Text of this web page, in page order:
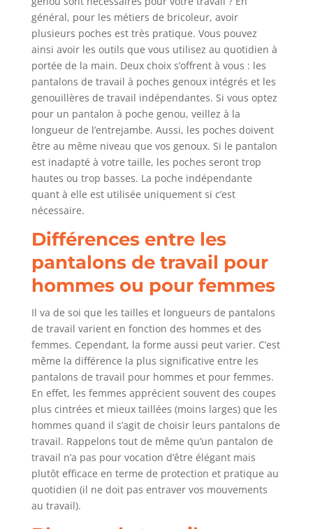
général, pour les métiers de bricoleur, avoir
plusieurs poches est très pratique. Vous pouvez
ainsi avoir les outils que vous utilisez au quotidien à
portée de la main. Deux choix s’offrent à vous : les
pantalons de travail à poches genoux intégrés et les
genouillères de travail indépendantes. Si vous optez
pour un pantalon à poche genou, veillez à la
longueur de l’entrejambe. Aussi, les poches doivent
être au même niveau que vos genoux. Si le pantalon
est inadapté à votre taille, les poches seront trop
hautes ou trop basses. La poche indépendante
quant à elle est utilisée uniquement si c’est
nécessaire.
Différences entre les
pantalons de travail pour
hommes ou pour femmes
Il va de soi que les tailles et longueurs de pantalons
de travail varient en fonction des hommes et des
femmes. Cependant, la forme aussi peut varier. C’est
même la différence la plus significative entre les
pantalons de travail pour hommes et pour femmes.
En effet, les femmes apprécient souvent des coupes
plus cintrées et mieux taillées (moins larges) que les
hommes quand il s’agit de choisir leurs pantalons de
travail. Rappelons tout de même qu’un pantalon de
travail n’a pas pour vocation d’être élégant mais
plutôt efficace en terme de protection et pratique au
quotidien (il ne doit pas entraver vos mouvements
au travail).